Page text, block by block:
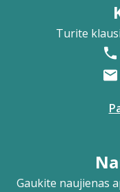
Turite
Gaukite naujienas